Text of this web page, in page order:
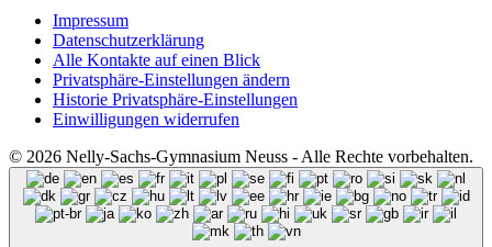
Impressum
Datenschutzerklärung
Alle Kontakte auf einen Blick
Privatsphäre-Einstellungen ändern
Historie Privatsphäre-Einstellungen
Einwilligungen widerrufen
© 2026 Nelly-Sachs-Gymnasium Neuss - Alle Rechte vorbehalten.